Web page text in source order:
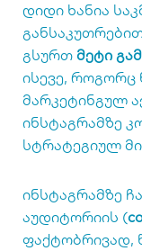
დიდი ხანია
გსურთ მეტი
ისევე, როგორც
მარკეტინგულ
ინსტაგრამზე
სტრატეგიულ
ინსტაგრამზე
აუდიტორიის (
ფაქტობრივად,